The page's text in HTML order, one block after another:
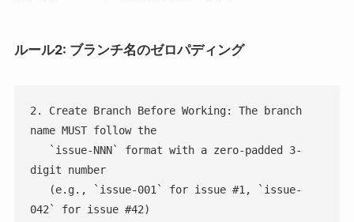
ルール2: ブランチ名のゼロパディング
2. Create Branch Before Working: The branch
name MUST follow the
digit number
042` for issue #42)